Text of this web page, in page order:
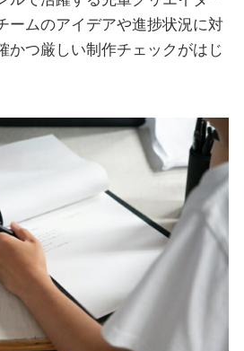
ームのアイデアや進捗状況に対
かつ厳しい制作チェックがはじ